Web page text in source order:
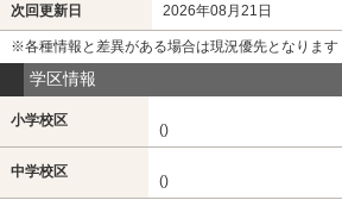
次回更新日 2026年08月21日
※各種情報と差異がある場合は現況優先となります
学区情報
小学校区
()
中学校区
()